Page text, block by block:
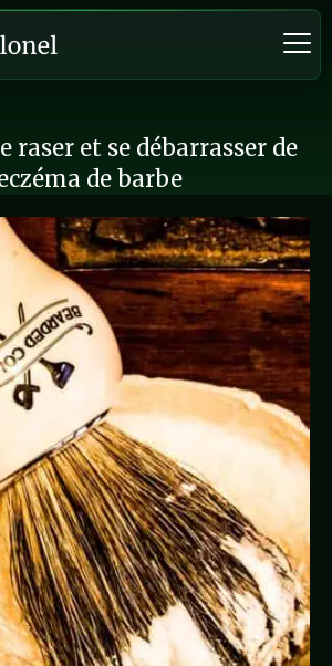
raser et se débarrasser de
de barbe